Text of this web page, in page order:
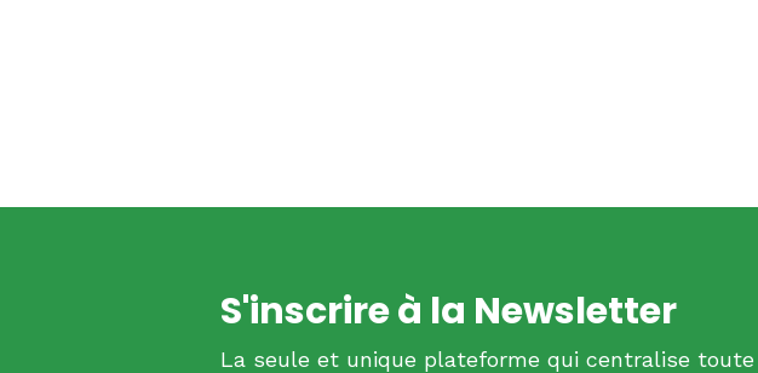
S'inscrire à la Newsletter
La seule et unique plateforme qui centralise